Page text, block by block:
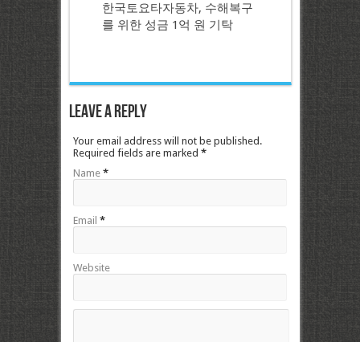
한국토요타자동차, 수해복구
를 위한 성금 1억 원 기탁
Leave a Reply
Your email address will not be published.
Required fields are marked *
Name *
Email *
Website